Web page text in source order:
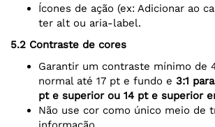
Ícones de ação (ex: Adicionar ao
ter alt ou aria-label.
5.2 Contraste de cores
Garantir um contraste mínimo de
normal até 17 pt e fundo e 3:1
pt e superior ou 14 pt e superior
Não use cor como único meio de